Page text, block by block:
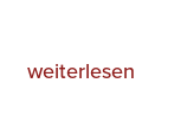
weiterlesen